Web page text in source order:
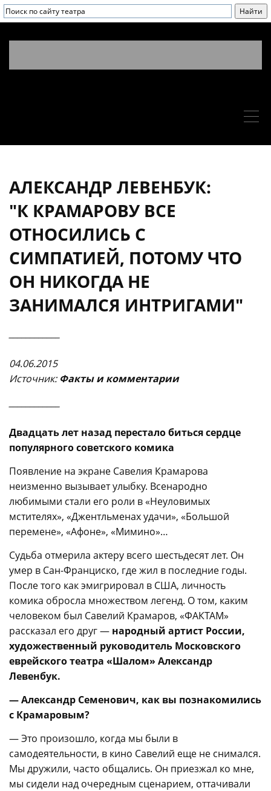
АЛЕКСАНДР ЛЕВЕНБУК:
"К КРАМАРОВУ ВСЕ
ОТНОСИЛИСЬ С
СИМПАТИЕЙ, ПОТОМУ ЧТО
ОН НИКОГДА НЕ
ЗАНИМАЛСЯ ИНТРИГАМИ"
04.06.2015
Источник: Факты и комментарии
Двадцать лет назад перестало биться сердце
популярного советского комика
Появление на экране Савелия Крамарова
неизменно вызывает улыбку. Всенародно
любимыми стали его роли в «Неуловимых
мстителях», «Джентльменах удачи», «Большой
перемене», «Афоне», «Мимино»…
Судьба отмерила актеру всего шестьдесят лет. Он
умер в Сан-Франциско, где жил в последние годы.
После того как эмигрировал в США, личность
комика обросла множеством легенд. О том, каким
человеком был Савелий Крамаров, «ФАКТАМ»
рассказал его друг — народный артист России,
художественный руководитель Московского
еврейского театра «Шалом» Александр
Левенбук.
— Александр Семенович, как вы познакомились
с Крамаровым?
— Это произошло, когда мы были в
самодеятельности, в кино Савелий еще не снимался.
Мы дружили, часто общались. Он приезжал ко мне,
мы сидели над очередным сценарием, оттачивали